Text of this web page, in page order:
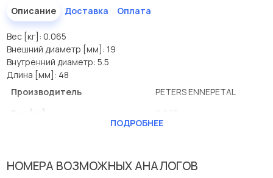
Описание Доставка Оплата
Вес [кг]: 0.065
Внешний диаметр [мм]: 19
Внутренний диаметр: 5.5
Длина [мм]: 48
Производитель
PETERS ENNEPETAL
Вес [кг]
ПОДРОБНЕЕ
НОМЕРА ВОЗМОЖНЫХ АНАЛОГОВ